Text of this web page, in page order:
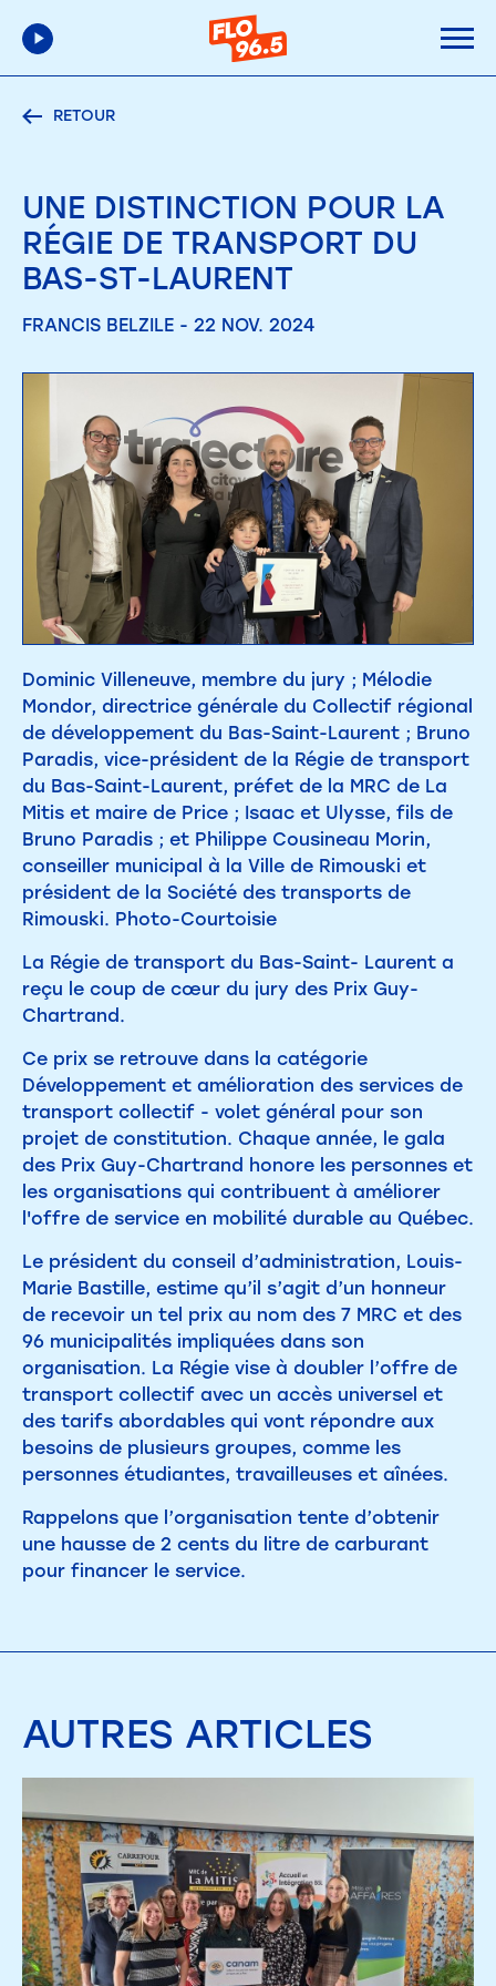
RETOUR
UNE DISTINCTION POUR LA
RÉGIE DE TRANSPORT DU
BAS-ST-LAURENT
FRANCIS BELZILE - 22 NOV. 2024
Dominic Villeneuve, membre du jury ; Mélodie
Mondor, directrice générale du Collectif régional
de développement du Bas-Saint-Laurent ; Bruno
Paradis, vice-président de la Régie de transport
du Bas-Saint-Laurent, préfet de la MRC de La
Mitis et maire de Price ; Isaac et Ulysse, fils de
Bruno Paradis ; et Philippe Cousineau Morin,
conseiller municipal à la Ville de Rimouski et
président de la Société des transports de
Rimouski. Photo-Courtoisie
La Régie de transport du Bas-Saint- Laurent a
reçu le coup de cœur du jury des Prix Guy-
Chartrand.
Ce prix se retrouve dans la catégorie
Développement et amélioration des services de
transport collectif - volet général pour son
projet de constitution. Chaque année, le gala
des Prix Guy-Chartrand honore les personnes et
les organisations qui contribuent à améliorer
l'offre de service en mobilité durable au Québec.
Le président du conseil d’administration, Louis-
Marie Bastille, estime qu’il s’agit d’un honneur
de recevoir un tel prix au nom des 7 MRC et des
96 municipalités impliquées dans son
organisation. La Régie vise à doubler l’offre de
transport collectif avec un accès universel et
des tarifs abordables qui vont répondre aux
besoins de plusieurs groupes, comme les
personnes étudiantes, travailleuses et aînées.
Rappelons que l’organisation tente d’obtenir
une hausse de 2 cents du litre de carburant
pour financer le service.
AUTRES ARTICLES